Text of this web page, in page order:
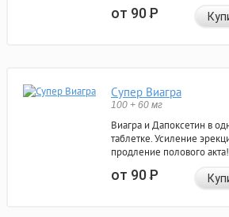
от 90Р
Супер Виагра
100 + 60 мг
Виагра и Дапоксетин в
таблетке. Усиление
продление полового акта!
от 90Р